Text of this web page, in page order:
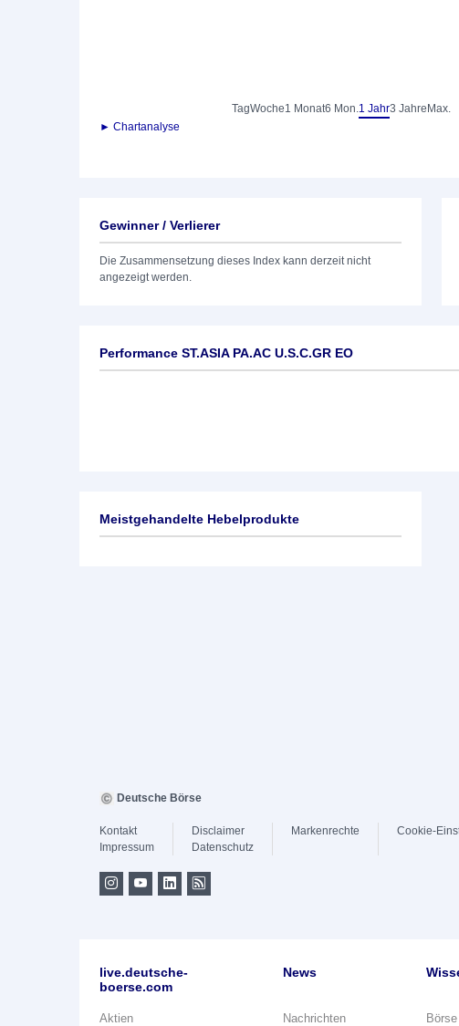
TagWoche1 Monat6 Mon.1 Jahr3 Jahre Max.
► Chartanalyse
Gewinner / Verlierer
Die Zusammensetzung dieses Index kann derzeit nicht
angezeigt werden.
Performance ST.ASIA PA.AC U.S.C.GR EO
Meistgehandelte Hebelprodukte
Deutsche Börse
Kontakt
Impressum
Disclaimer
Datenschutz
Markenrechte Cookie-
live.deutsche-
boerse.com
Aktien
News
Nachrichten